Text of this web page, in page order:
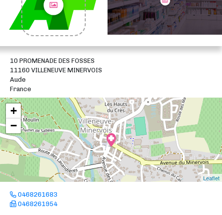
10 PROMENADE DES FOSSES
11160 VILLENEUVE MINERVOIS
Aude
France
+
−
Leaflet
0468261683
0468261954